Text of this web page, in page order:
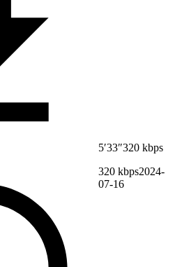
5′33″320 kbps
320 kbps2024-
07-16